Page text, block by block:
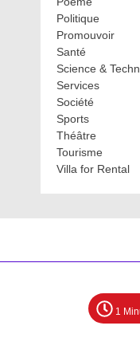
Politique
Promouvoir
Santé
Science &
Services
Société
Sports
Théâtre
Tourisme
Villa for Rental
1